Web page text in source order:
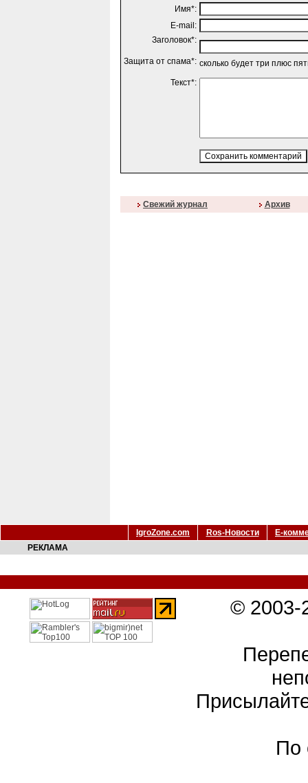
Имя*:
E-mail:
Заголовок*:
Защита от спама*: сколько будет три плюс
Текст*:
Свежий журнал Архив
IgroZone.com Ros-Новости
Е-
РЕКЛАМА
©
По